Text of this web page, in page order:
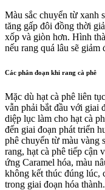
Màu sắc chuyển từ xanh
tăng gấp đôi đồng thời
xốp và giòn hơn. Hình
nếu rang quá lâu sẽ giảm
Các phân đoạn khi rang cà phê
Mặc dù hạt cà phê liên
vẫn phải bắt đầu với giai
diệp lục làm cho hạt cà
đến giai đoạn phát triển
phê chuyển từ màu vàng
rang, hạt cà phê tiếp cận
ứng Caramel hóa, màu
không kết thúc đúng lúc,
trong giai đoạn hóa thành.